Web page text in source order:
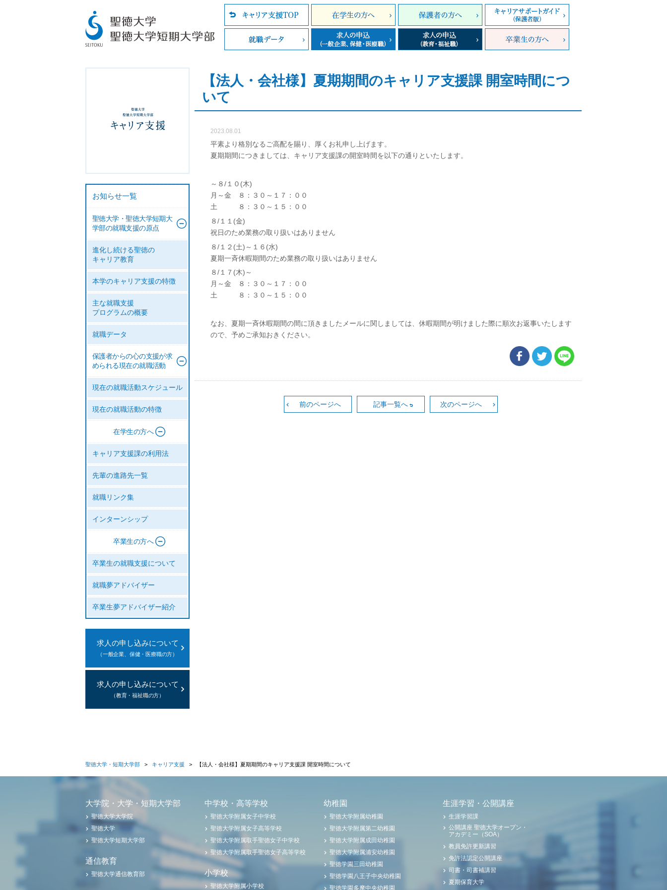
お知らせ一覧
聖徳大学・聖徳大学短期大
学部の就職支援の原点
進化し続ける聖徳の
キャリア教育
本学のキャリア支援の特徴
主な就職支援
プログラムの概要
就職データ
保護者からの心の支援が求
められる現在の就職活動
現在の就職活動スケジュール
現在の就職活動の特徴
在学生の方へ
キャリア支援課の利用法
先輩の進路先一覧
就職リンク集
インターンシップ
卒業生の方へ
卒業生の就職支援について
就職夢アドバイザー
卒業生夢アドバイザー紹介
求人の申し込みについて
（一般企業、保健・医療職の方）
求人の申し込みについて
（教育・福祉職の方）
【法人・会社様】夏期期間のキャリア支援課 開室時間につ
いて
2023.08.01
平素より格別なるご高配を賜り、厚くお礼申し上げます。
夏期期間につきましては、キャリア支援課の開室時間を以下の通りといたします。
～８/１０(木)
月～金 ８：３０～１７：００
土 ８：３０～１５：００
８/１１(金)
祝日のため業務の取り扱いはありません
８/１２(土)～１６(水)
夏期一斉休暇期間のため業務の取り扱いはありません
８/１７(木)～
月～金 ８：３０～１７：００
土 ８：３０～１５：００
なお、夏期一斉休暇期間の間に頂きましたメールに関しましては、休暇期間が明けました際に順次お返事いたします
ので、予めご承知おきください。
前のページへ 記事一覧へ 次のページへ
聖徳大学・短期大学部 キャリア支援 【法人・会社様】夏期期間のキャリア支援課 開室時間について
大学院・大学・短期大学部
聖徳大学大学院
聖徳大学
聖徳大学短期大学部
通信教育
聖徳大学通信教育部
中学校・高等学校
聖徳大学附属女子中学校
聖徳大学附属女子高等学校
聖徳大学附属取手聖徳女子中学校
聖徳大学附属取手聖徳女子高等学校
小学校
聖徳大学附属小学校
幼稚園
聖徳大学附属幼稚園
聖徳大学附属第二幼稚園
聖徳大学附属成田幼稚園
聖徳大学附属浦安幼稚園
聖徳学園三田幼稚園
聖徳学園八王子中央幼稚園
聖徳学園多摩中央幼稚園
生涯学習・公開講座
生涯学習課
公開講座 聖徳大学オープン・
アカデミー（SOA）
教員免許更新講習
免許法認定公開講座
司書・司書補講習
夏期保育大学